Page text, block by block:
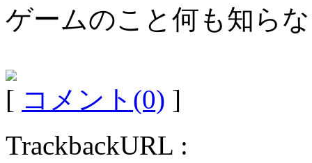
ゲームのこと何も知ら
[ コメント(0) ]
TrackbackURL :